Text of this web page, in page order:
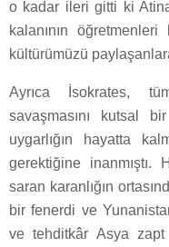
o kadar ileri gitti ki
kalanının
kültürümüzü
Ayrıca İsokrates,
savaşmasını kutsal
uygarlığın hayatta
gerektiğine inanmıştı.
saran karanlığın
bir fenerdi ve
ve tehditkâr Asya